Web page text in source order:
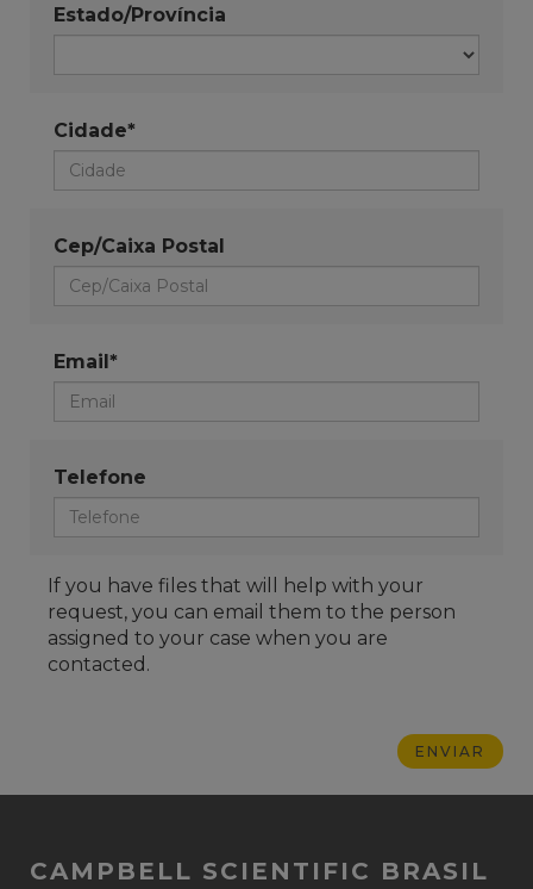
Estado/Província
Cidade*
Cep/Caixa Postal
Email*
Telefone
If you have files that will help with your
request, you can email them to the person
assigned to your case when you are
contacted.
CAMPBELL SCIENTIFIC BRASIL